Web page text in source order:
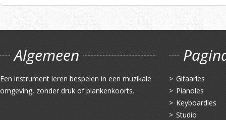
Algemeen
Een instrument leren bespelen in een muzikale
omgeving, zonder druk of plankenkoorts.
Gitaarles
Pianoles
Keyboardles
Studio